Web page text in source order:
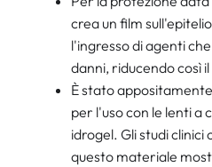
crea un film
l'ingresso di agenti
danni, riducendo così
È stato
per l'uso con le lenti a
idrogel. Gli studi clinici
questo materiale